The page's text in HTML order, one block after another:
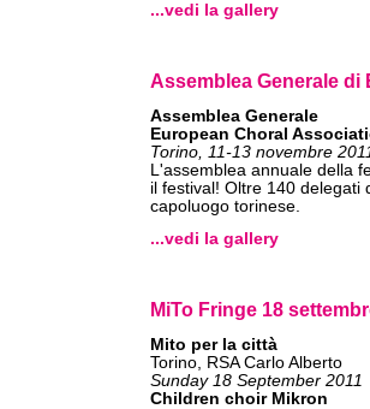
...vedi la gallery
Assemblea Generale di
Assemblea Generale
European Choral
Torino, 11-13 novembre
L'assemblea annuale della
il festival! Oltre 140 delegati
capoluogo torinese.
...vedi la gallery
MiTo Fringe 18
Mito per la città
Torino, RSA Carlo Alberto
Sunday 18 September 2011
Children choir Mikron